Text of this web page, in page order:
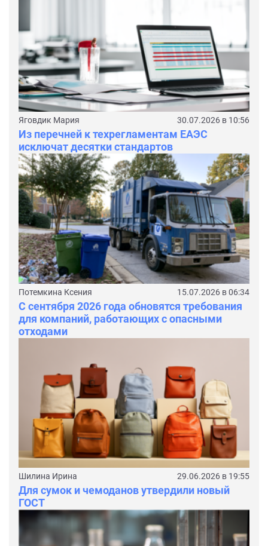
Яговдик Мария 30.07.2026 в 10:56
Из перечней к техрегламентам ЕАЭС
исключат десятки стандартов
Потемкина Ксения 15.07.2026 в 06:34
С сентября 2026 года обновятся требования
для компаний, работающих с опасными
отходами
Шилина Ирина 29.06.2026 в 19:55
Для сумок и чемоданов утвердили новый
ГОСТ